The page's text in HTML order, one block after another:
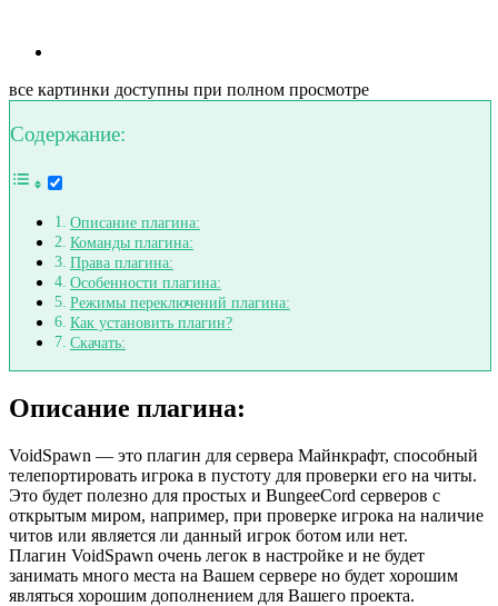
все картинки доступны при полном просмотре
Содержание:
Описание плагина:
Команды плагина:
Права плагина:
Особенности плагина:
Режимы переключений плагина:
Как установить плагин?
Скачать:
Описание плагина:
VoidSpawn — это плагин для сервера Майнкрафт, способный
телепортировать игрока в пустоту для проверки его на читы.
Это будет полезно для простых и BungeeCord серверов с
открытым миром, например, при проверке игрока на наличие
читов или является ли данный игрок ботом или нет.
Плагин VoidSpawn очень легок в настройке и не будет
занимать много места на Вашем сервере но будет хорошим
являться хорошим дополнением для Вашего проекта.